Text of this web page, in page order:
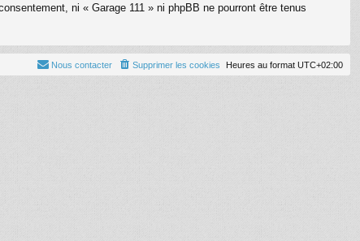
ni « Garage 111 » ni phpBB ne pourront être tenus
Heures au format UTC+02:00
Supprimer les cookies
Nous contacter